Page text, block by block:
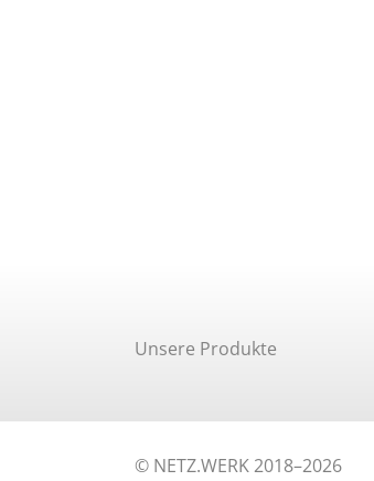
Unsere Produkte
© NETZ.WERK 2018–2026